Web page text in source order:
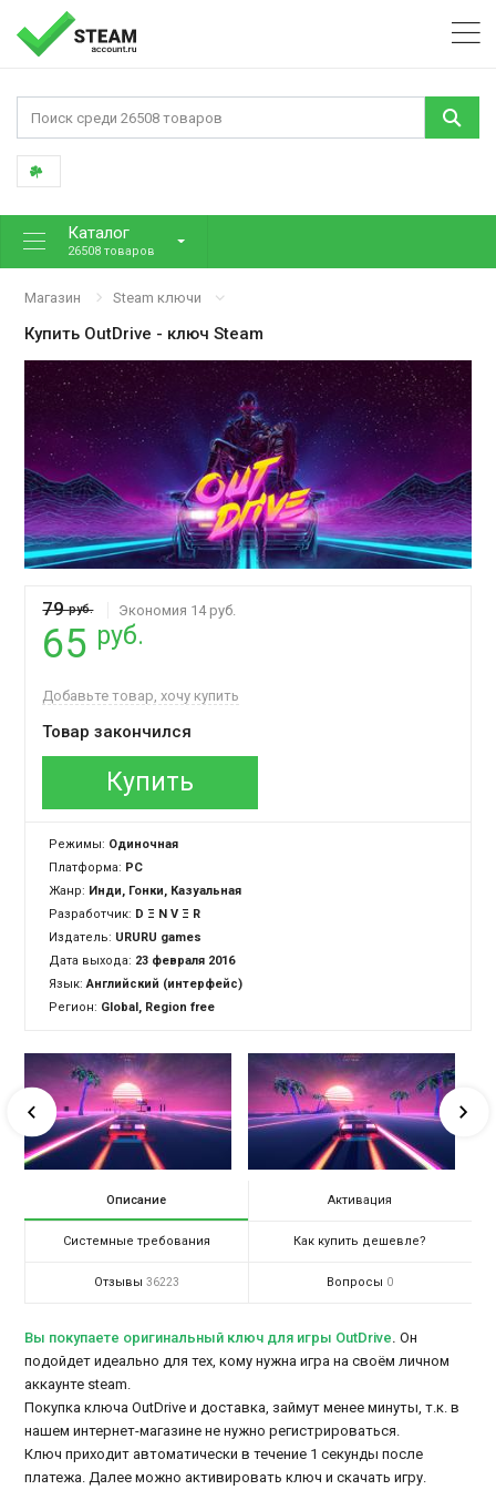
Каталог
26508 товаров
Магазин Steam ключи
Купить OutDrive - ключ Steam
79руб. Экономия 14 руб.
65 руб.
Добавьте товар, хочу купить
Товар закончился
Купить
Режимы: Одиночная
Платформа: PC
Жанр: Инди, Гонки, Казуальная
Разработчик: D Ξ N V Ξ R
Издатель: URURU games
Дата выхода: 23 февраля 2016
Язык:Английский (интерфейс)
Регион: Global, Region free
Описание Активация
Системные требования Как купить дешевле?
Отзывы 36223 Вопросы 0
Вы покупаете оригинальный ключ для игры OutDrive. Он
подойдет идеально для тех, кому нужна игра на своём личном
аккаунте steam.
Покупка ключа OutDrive и доставка, займут менее минуты, т.к. в
нашем интернет-магазине не нужно регистрироваться.
Ключ приходит автоматически в течение 1 секунды после
платежа. Далее можно активировать ключ и скачать игру.